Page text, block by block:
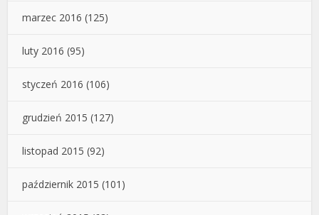
marzec 2016 (125)
luty 2016 (95)
styczeń 2016 (106)
grudzień 2015 (127)
listopad 2015 (92)
październik 2015 (101)